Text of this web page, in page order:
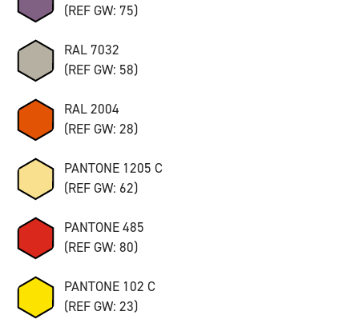
(REF GW: 75)
RAL 7032
(REF GW: 58)
RAL 2004
(REF GW: 28)
PANTONE 1205 C
(REF GW: 62)
PANTONE 485
(REF GW: 80)
PANTONE 102 C
(REF GW: 23)